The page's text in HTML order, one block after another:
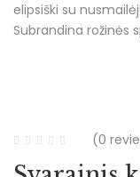
elipsiški su
Subrandina rožinės
(0